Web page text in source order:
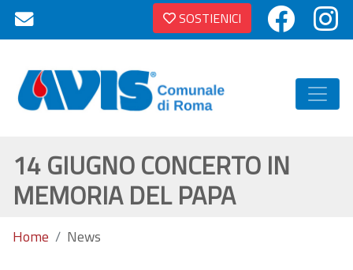
SOSTIENICI
14 GIUGNO CONCERTO IN
MEMORIA DEL PAPA
Home News